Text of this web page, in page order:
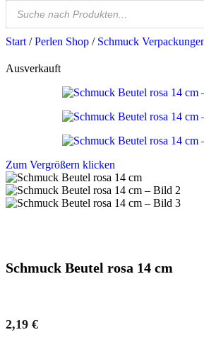
Start / Perlen Shop / Schmuck
Ausverkauft
Zum Vergrößern klicken
Schmuck Beutel rosa 14 cm
2,19 €